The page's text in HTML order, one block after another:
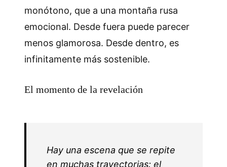
monótono, que a una montaña rusa
emocional. Desde fuera puede parecer
menos glamorosa. Desde dentro, es
infinitamente más sostenible.
El momento de la revelación
Hay una escena que se repite
en muchas trayectorias: el